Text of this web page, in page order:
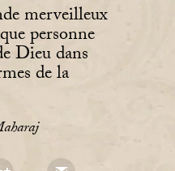
merveilleux
personne
Dieu dans
de la